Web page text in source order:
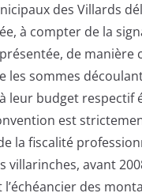
des Villards
à compter de la
de manière
les sommes
leur budget respectif
est
la fiscalité
villarinches, avant
des